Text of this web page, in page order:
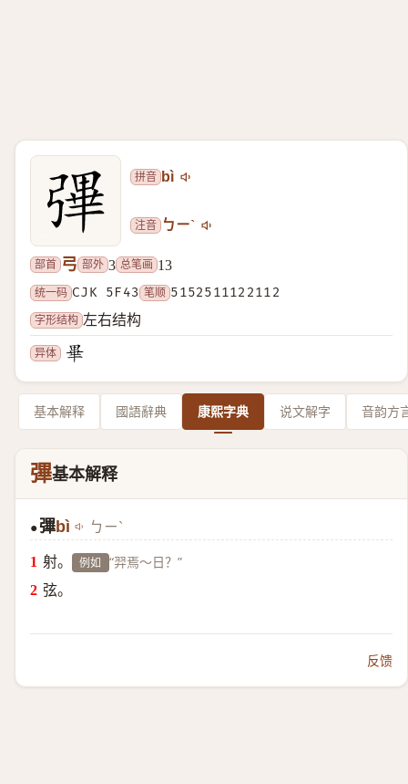
拼音 bì
注音 ㄅㄧˋ
部首 弓 部外 3 总笔画 13
统一码 CJK 5F43 笔顺 5152511122112
字形结构 左右结构
异体
基本解释 國語辭典 康熙字典 说文解字 音韵方
彃基本解释
●彃bì ㄅㄧˋ
射。 例如 “羿焉～日？”
弦。
反馈